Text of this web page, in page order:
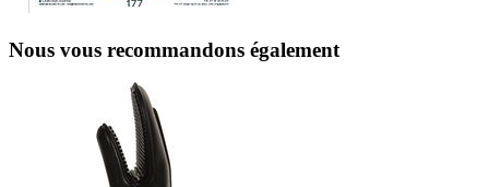
Nous vous recommandons également